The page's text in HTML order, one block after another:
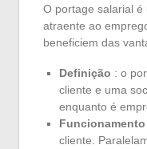
O portage salarial
atraente ao
beneficiem das
Definição : o
cliente e uma
enquanto é
Funcionamento
cliente.